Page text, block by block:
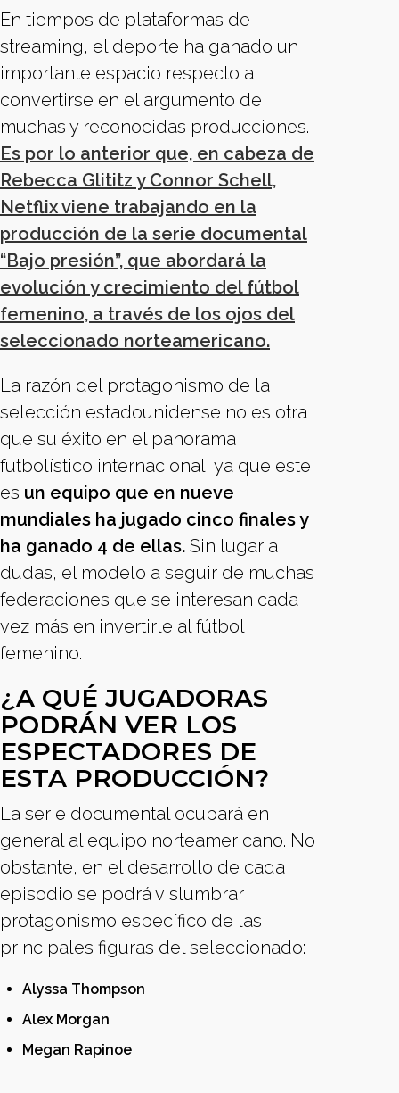
En tiempos de plataformas de
streaming, el deporte ha ganado un
importante espacio respecto a
convertirse en el argumento de
muchas y reconocidas producciones.
Es por lo anterior que, en cabeza de
Rebecca Glititz y Connor Schell,
Netflix viene trabajando en la
producción de la serie documental
“Bajo presión”, que abordará la
evolución y crecimiento del fútbol
femenino, a través de los ojos del
seleccionado norteamericano.
La razón del protagonismo de la
selección estadounidense no es otra
que su éxito en el panorama
futbolístico internacional, ya que este
es un equipo que en nueve
mundiales ha jugado cinco finales y
ha ganado 4 de ellas. Sin lugar a
dudas, el modelo a seguir de muchas
federaciones que se interesan cada
vez más en invertirle al fútbol
femenino.
¿A QUÉ JUGADORAS
PODRÁN VER LOS
ESPECTADORES DE
ESTA PRODUCCIÓN?
La serie documental ocupará en
general al equipo norteamericano. No
obstante, en el desarrollo de cada
episodio se podrá vislumbrar
protagonismo específico de las
principales figuras del seleccionado:
Alyssa Thompson
Alex Morgan
Megan Rapinoe